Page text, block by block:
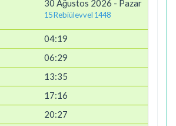
30 Ağustos 2026 - Pazar
15 Rebiülevvel 1448
04:19
06:29
13:35
17:16
20:27